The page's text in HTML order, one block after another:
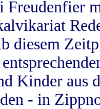
Freudenfier
diesem
Kinder aus
- in